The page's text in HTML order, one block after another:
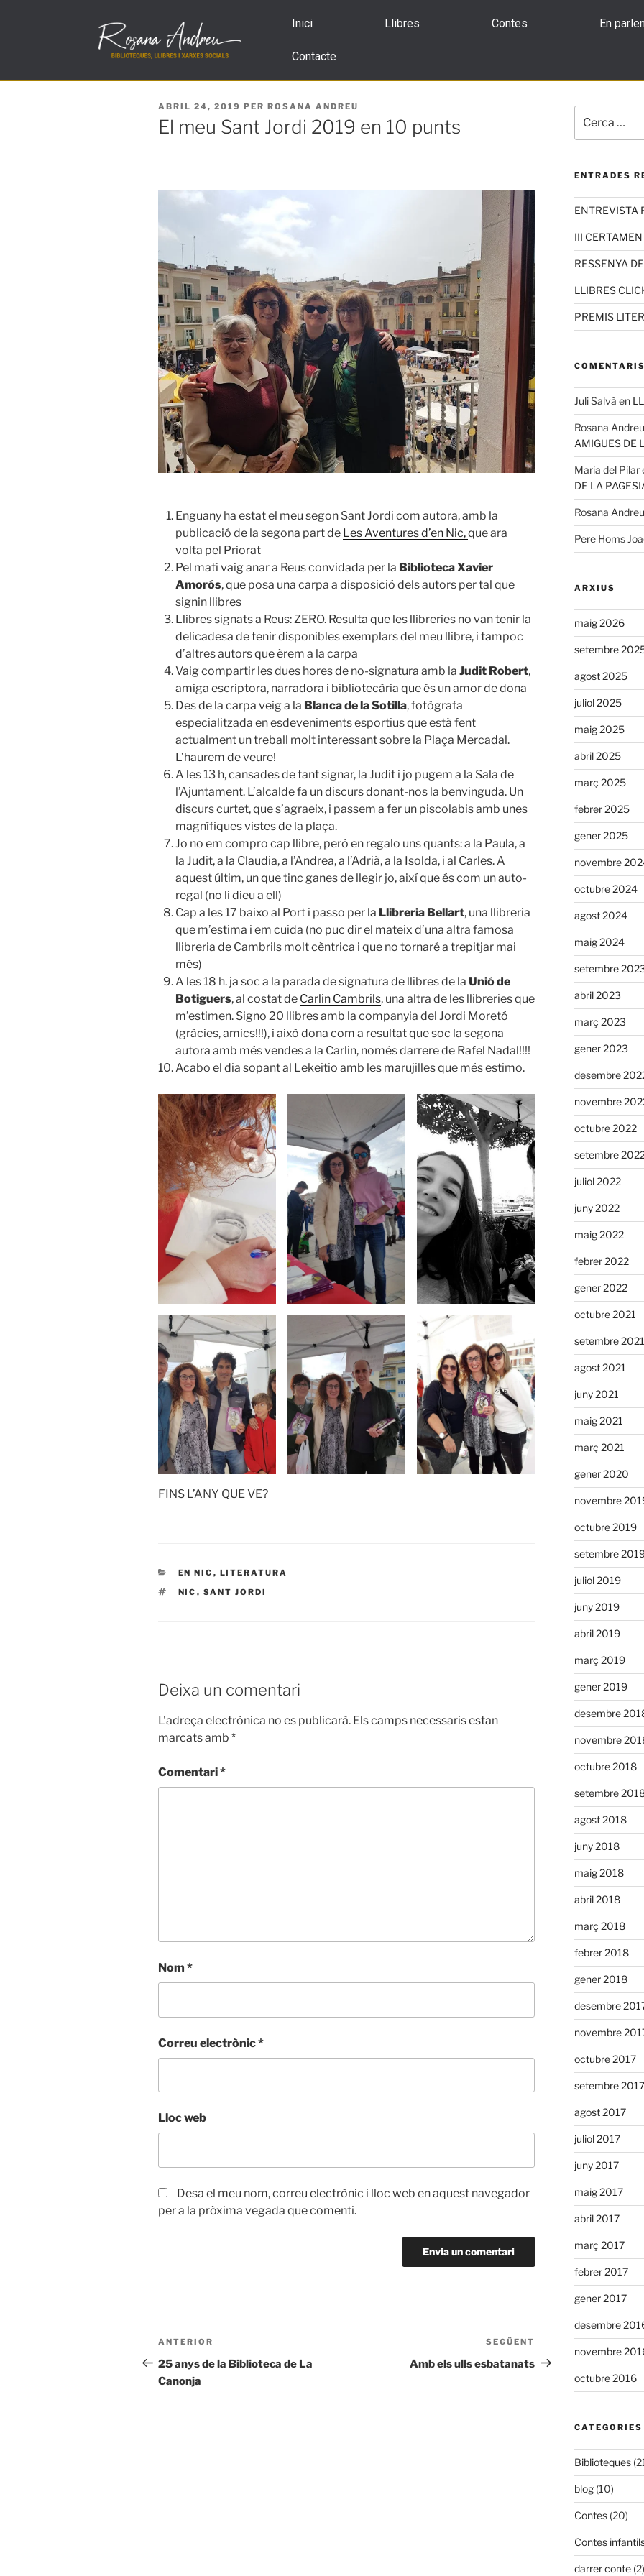
Inici Llibres Contes En
Contacte
ABRIL 24, 2019 PER ROSANA ANDREU
El meu Sant Jordi 2019 en 10 punts
Enguany ha estat el meu segon Sant Jordi com autora, amb la
publicació de la segona part de Les Aventures d’en Nic,que ara
volta pel Priorat
Pel matí vaig anar a Reus convidada per la Biblioteca Xavier
Amorós, que posa una carpa a disposició dels autors per tal que
signin llibres
Llibres signats a Reus: ZERO. Resulta que les llibreries no van tenir la
delicadesa de tenir disponibles exemplars del meu llibre, i tampoc
d’altres autors que èrem a la carpa
Vaig compartir les dues hores de no-signatura amb la Judit Robert,
amiga escriptora, narradora i bibliotecària que és un amor de dona
Des de la carpa veig a la Blanca de la Sotilla, fotògrafa
especialitzada en esdeveniments esportius que està fent
actualment un treball molt interessant sobre la Plaça Mercadal.
L’haurem de veure!
A les 13 h, cansades de tant signar, la Judit i jo pugem a la Sala de
l’Ajuntament. L’alcalde fa un discurs donant-nos la benvinguda. Un
discurs curtet, que s’agraeix, i passem a fer un piscolabis amb unes
magnífiques vistes de la plaça.
Jo no em compro cap llibre, però en regalo uns quants: a la Paula, a
la Judit, a la Claudia, a l’Andrea, a l’Adrià, a la Isolda, i al Carles. A
aquest últim, un que tinc ganes de llegir jo, així que és com un auto-
regal (no li dieu a ell)
Cap a les 17 baixo al Port i passo per la Llibreria Bellart, una llibreria
que m’estima i em cuida (no puc dir el mateix d’una altra famosa
llibreria de Cambrils molt cèntrica i que no tornaré a trepitjar mai
més)
A les 18 h. ja soc a la parada de signatura de llibres de la Unió de
Botiguers, al costat de Carlin Cambrils, una altra de les llibreries que
m’estimen. Signo 20 llibres amb la companyia del Jordi Moretó
(gràcies, amics!!!), i això dona com a resultat que soc la segona
autora amb més vendes a la Carlin, només darrere de Rafel Nadal!!!!
Acabo el dia sopant al Lekeitio amb les marujilles que més estimo.
FINS L’ANY QUE VE?
EN NIC , LITERATURA
NIC , SANT JORDI
Deixa un comentari
L'adreça electrònica no es publicarà. Els camps necessaris estan
marcats amb *
Comentari*
Nom *
Correu electrònic*
Lloc web
Desa el meu nom, correu electrònic i lloc web en aquest navegador
per a la pròxima vegada que comenti.
ANTERIOR
25 anys de la Biblioteca de La
Canonja
SEGÜENT
Amb els ulls esbatanats
ENTRADES
ENTREVISTA
III
RESSENYA
LLIBRES
PREMIS
Juli Salvà en
Rosana Andreu
AMIGUES DE
Maria del Pilar
DE LA
Rosana Andreu
Pere Homs
ARXIUS
maig 2026
setembre
agost 2025
juliol 2025
maig 2025
abril 2025
març 2025
febrer 2025
gener 2025
novembre
octubre 2024
agost 2024
maig 2024
setembre
abril 2023
març 2023
gener 2023
desembre
novembre
octubre 2022
setembre
juliol 2022
juny 2022
maig 2022
febrer 2022
gener 2022
octubre 2021
setembre 2021
agost 2021
juny 2021
maig 2021
març 2021
gener 2020
novembre
octubre 2019
setembre
juliol 2019
juny 2019
abril 2019
març 2019
gener 2019
desembre
novembre
octubre 2018
setembre
agost 2018
juny 2018
maig 2018
abril 2018
març 2018
febrer 2018
gener 2018
desembre
novembre
octubre 2017
setembre 2017
agost 2017
juliol 2017
juny 2017
maig 2017
abril 2017
març 2017
febrer 2017
gener 2017
desembre
novembre
octubre 2016
CATEGORIES
Biblioteques
blog(10)
Contes(20)
Contes
darrer conte(2)